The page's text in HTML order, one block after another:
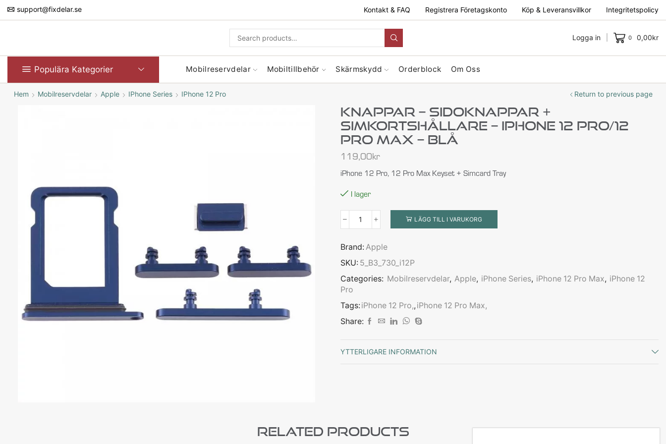
support@fixdelar.se Kontakt & FAQ Registrera Företagskonto Köp & Leveransvillkor Integritetspolicy
Logga in 0 0,00kr
Populära Kategorier Mobilreservdelar Mobiltillbehör Skärmskydd Orderblock Om Oss
Hem Mobilreservdelar Apple IPhone Series IPhone 12 Pro Return to previous page
Knappar – Sidoknappar +
Simkortshållare – IPhone 12 Pro/12
Pro Max – Blå
119,00kr
iPhone 12 Pro, 12 Pro Max Keyset + Simcard Tray
I lager
LÄGG TILL I VARUKORG
Brand: Apple
SKU: 5_B3_730_i12P
Categories: Mobilreservdelar, Apple, iPhone Series, iPhone 12 Pro Max, iPhone 12
Pro
Tags: iPhone 12 Pro,, iPhone 12 Pro Max,
Share:
YTTERLIGARE INFORMATION
Related Products